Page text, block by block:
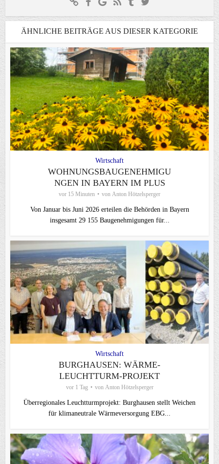
ÄHNLICHE BEITRÄGE AUS DIESER KATEGORIE
Wirtschaft
WOHNUNGSBAUGENEHMIGU
NGEN IN BAYERN IM PLUS
vor 15 Minuten von Anton Hötzelsperger
Von Januar bis Juni 2026 erteilen die Behörden in Bayern
insgesamt 29 155 Baugenehmigungen für...
Wirtschaft
BURGHAUSEN: WÄRME-
LEUCHTTURM-PROJEKT
vor 1 Tag von Anton Hötzelsperger
Überregionales Leuchtturmprojekt: Burghausen stellt Weichen
für klimaneutrale Wärmeversorgung EBG...